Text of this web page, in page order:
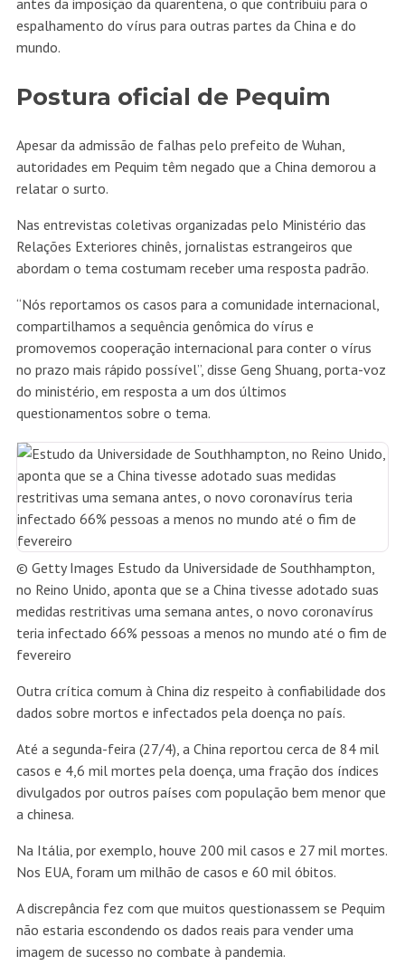
antes da imposição da quarentena, o que contribuiu para o
espalhamento do vírus para outras partes da China e do
mundo.
Postura oficial de Pequim
Apesar da admissão de falhas pelo prefeito de Wuhan,
autoridades em Pequim têm negado que a China demorou a
relatar o surto.
Nas entrevistas coletivas organizadas pelo Ministério das
Relações Exteriores chinês, jornalistas estrangeiros que
abordam o tema costumam receber uma resposta padrão.
“Nós reportamos os casos para a comunidade internacional,
compartilhamos a sequência genômica do vírus e
promovemos cooperação internacional para conter o vírus
no prazo mais rápido possível”, disse Geng Shuang, porta-voz
do ministério, em resposta a um dos últimos
questionamentos sobre o tema.
© Getty Images Estudo da Universidade de Southhampton,
no Reino Unido, aponta que se a China tivesse adotado suas
medidas restritivas uma semana antes, o novo coronavírus
teria infectado 66% pessoas a menos no mundo até o fim de
fevereiro
Outra crítica comum à China diz respeito à confiabilidade dos
dados sobre mortos e infectados pela doença no país.
Até a segunda-feira (27/4), a China reportou cerca de 84 mil
casos e 4,6 mil mortes pela doença, uma fração dos índices
divulgados por outros países com população bem menor que
a chinesa.
Na Itália, por exemplo, houve 200 mil casos e 27 mil mortes.
Nos EUA, foram um milhão de casos e 60 mil óbitos.
A discrepância fez com que muitos questionassem se Pequim
não estaria escondendo os dados reais para vender uma
imagem de sucesso no combate à pandemia.